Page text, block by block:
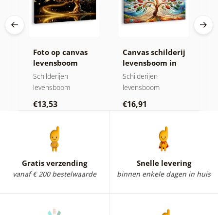
Foto op canvas
levensboom
gouden magie
Schilderijen
levensboom
€13,53
Canvas schilderij
levensboom in
kleurrijk glas-in-
lood
Schilderijen
levensboom
€16,91
Gratis verzending
vanaf € 200 bestelwaarde
Snelle levering
binnen enkele dagen in huis